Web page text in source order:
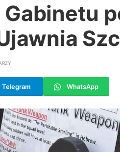
Telegram WhatsApp